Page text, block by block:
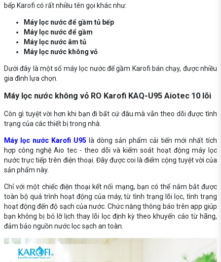
bếp Karofi có rất nhiều tên gọi khác như:
Máy lọc nước để gầm tủ bếp
Máy lọc nước để gầm
Máy lọc nước âm tủ
Máy lọc nước không vỏ
Dưới đây là một số máy lọc nước để gầm Karofi bán chạy, được nhiều
gia đình lựa chọn.
Máy lọc nước không vỏ RO Karofi KAQ-U95 Aiotec 10 lõi
Còn gì tuyệt vời hơn khi bạn đi bất cứ đâu mà vẫn theo dõi được tình
trạng của các thiết bị trong nhà.
Máy lọc nước Karofi U95 là dòng sản phẩm cải tiến mới nhất tích
hợp công nghệ Aio tec - theo dõi và kiểm soát hoạt động máy lọc
nước trực tiếp trên điện thoại. Đây được coi là điểm cộng tuyệt vời của
sản phẩm này.
Chỉ với một chiếc điện thoại kết nối mạng, bạn có thể nắm bắt được
toàn bộ quá trình hoạt động của máy, từ tình trạng lõi lọc, tình trạng
hoạt động đến độ sạch của nước. Chức năng thông báo trên app giúp
bạn không bị bỏ lỡ lịch thay lõi lọc định kỳ theo khuyến cáo từ hãng,
đảm bảo nguồn nước lọc sạch an toàn.